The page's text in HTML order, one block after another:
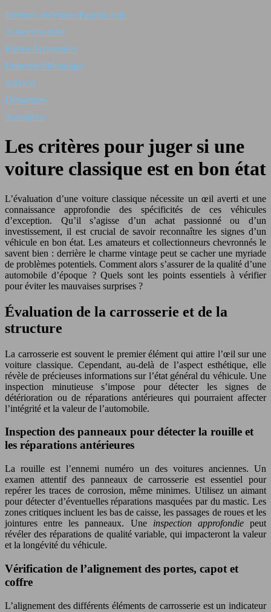
Voitures anciennes/Passion auto
Acheter/Vendre
Pièces/Accessoires
Entretien/Mécanique
Services
Démarches
Assurance
Les critères pour juger si une
voiture classique est en bon état
L’évaluation d’une voiture classique nécessite un œil averti et une
connaissance approfondie des spécificités de ces véhicules
d’exception. Qu’il s’agisse d’un achat passionné ou d’un
investissement, il est crucial de savoir reconnaître les signes d’un
véhicule en bon état. Les amateurs et collectionneurs chevronnés le
savent bien : derrière le charme vintage peut se cacher une myriade
de problèmes potentiels. Comment alors s’assurer de la qualité d’une
automobile d’époque ? Quels sont les points essentiels à vérifier
pour éviter les mauvaises surprises ?
Évaluation de la carrosserie et de la
structure
La carrosserie est souvent le premier élément qui attire l’œil sur une
voiture classique. Cependant, au-delà de l’aspect esthétique, elle
révèle de précieuses informations sur l’état général du véhicule. Une
inspection minutieuse s’impose pour détecter les signes de
détérioration ou de réparations antérieures qui pourraient affecter
l’intégrité et la valeur de l’automobile.
Inspection des panneaux pour détecter la rouille et
les réparations antérieures
La rouille est l’ennemi numéro un des voitures anciennes. Un
examen attentif des panneaux de carrosserie est essentiel pour
repérer les traces de corrosion, même minimes. Utilisez un aimant
pour détecter d’éventuelles réparations masquées par du mastic. Les
zones critiques incluent les bas de caisse, les passages de roues et les
jointures entre les panneaux. Une inspection approfondiepeut
révéler des réparations de qualité variable, qui impacteront la valeur
et la longévité du véhicule.
Vérification de l’alignement des portes, capot et
coffre
L’alignement des différents éléments de carrosserie est un indicateur